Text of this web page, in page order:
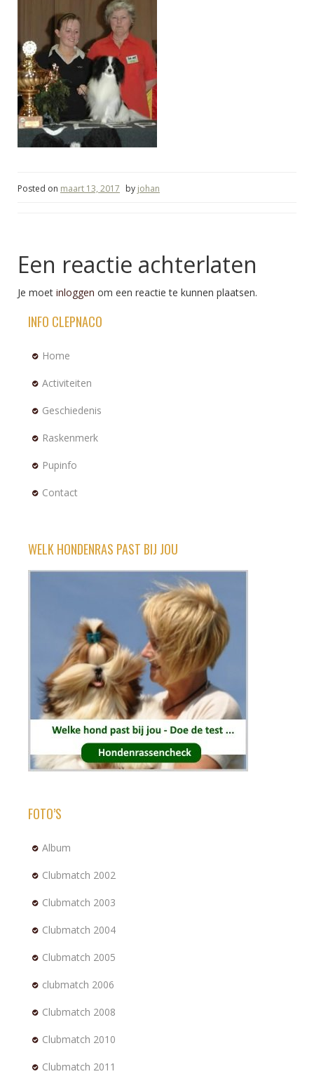
Posted on maart 13, 2017 by johan
Een reactie achterlaten
Je moet inloggen om een reactie te kunnen plaatsen.
INFO CLEPNACO
Home
Activiteiten
Geschiedenis
Raskenmerk
Pupinfo
Contact
WELK HONDENRAS PAST BIJ JOU
FOTO’S
Album
Clubmatch 2002
Clubmatch 2003
Clubmatch 2004
Clubmatch 2005
clubmatch 2006
Clubmatch 2008
Clubmatch 2010
Clubmatch 2011